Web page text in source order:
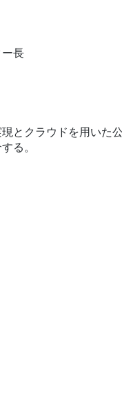
長
とクラウドを用いた
る。